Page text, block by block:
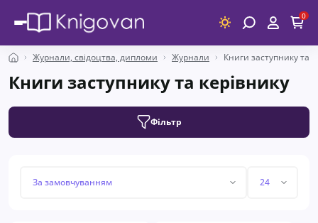
0
Журнали, свідоцтва, дипломи Журнали Книги заступнику та
Книги заступнику та керівнику
Фільтр